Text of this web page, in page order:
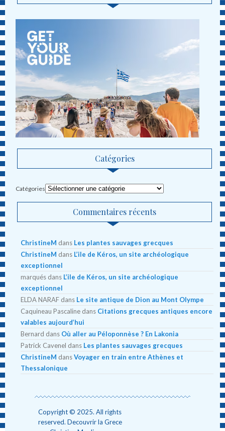
Catégories
Catégories
Commentaires récents
ChristineM dans Les plantes sauvages grecques
ChristineM dans L’ile de Kéros, un site archéologique
exceptionnel
marqués dans L’ile de Kéros, un site archéologique
exceptionnel
ELDA NARAF dans Le site antique de Dion au Mont Olympe
Caquineau Pascaline dans Citations grecques antiques encore
valables aujourd’hui
Bernard dans Où aller au Péloponnèse ? En Lakonia
Patrick Cavenel dans Les plantes sauvages grecques
ChristineM dansVoyager en train entre Athènes et
Thessalonique
Copyright © 2025. All rights
reserved. Decouvrir la Grece